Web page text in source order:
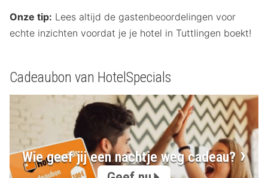
Onze tip: Lees altijd de gastenbeoordelingen voor
echte inzichten voordat je je hotel in Tuttlingen boekt!
Cadeaubon van HotelSpecials
Wie geef jij een nachtje weg cadeau?